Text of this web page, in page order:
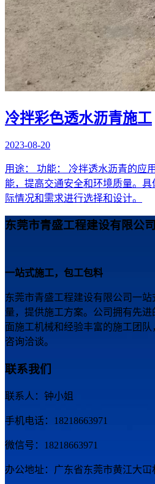
冷拌彩色透水沥青施工
2023-08-20
用途： 功能： 冷拌透水沥青的应
能，提高交通安全和环境质量。
际情况和需求进行选择和设计。
东莞市青盛工程建设有限公司
一站式施工，包工包料
东莞市青盛工程建设有限公司一
量，提供施工方案。公司拥有先
面施工机械和经验丰富的施工团
咨询洽谈。
联系我们
联系人：钟小姐
手机电话：18218663971
微信号：18218663971
办公地址：广东省东莞市黄江大冚